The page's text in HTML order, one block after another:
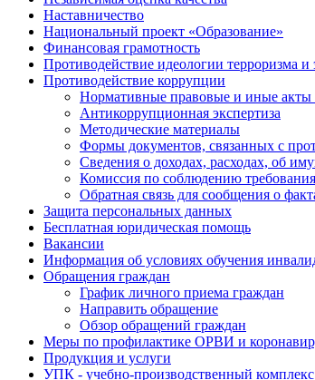
Наставничество
Национальный проект «Образование»
Финансовая грамотность
Противодействие идеологии терроризма и
Противодействие коррупции
Нормативные правовые и иные акты
Антикоррупционная экспертиза
Методические материалы
Формы документов, связанных с
Сведения о доходах, расходах, об
Комиссия по соблюдению
Обратная связь для сообщения о
Защита персональных данных
Бесплатная юридическая помощь
Вакансии
Информация об условиях обучения
Обращения граждан
График личного приема граждан
Направить обращение
Обзор обращений граждан
Меры по профилактике ОРВИ и
Продукция и услуги
УПК - учебно-производственный комплекс